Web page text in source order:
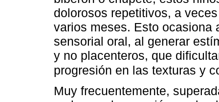
dolorosos repetitivos, a
varios meses. Esto ocasiona
sensorial oral, al generar
y no placenteros, que
progresión en las texturas y
Muy frecuentemente,